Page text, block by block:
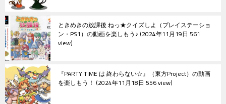
ときめきの放課後 ねっ★クイズしよ（プレイステーショ
ン・PS1）の動画を楽しもう♪ 2024年11月19日 561
view
『PARTY TIME は 終わらない☆』（東方Project）の動画
を楽しもう！ 2024年11月18日 556 view